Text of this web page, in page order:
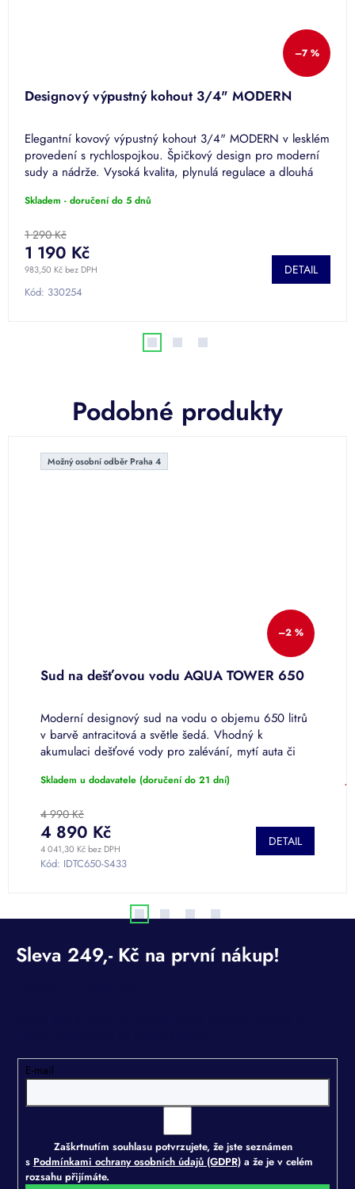
–7 %
Designový výpustný kohout 3/4" MODERN
Elegantní kovový výpustný kohout 3/4" MODERN v lesklém
provedení s rychlospojkou. Špičkový design pro moderní
sudy a nádrže. Vysoká kvalita, plynulá regulace a dlouhá
Skladem - doručení do 5 dnů
1 290 Kč
983,50 Kč bez DPH
1 190 Kč
DETAIL
Kód: 330254
Podobné produkty
Možný osobní odběr Praha 4
–2 %
Sud na dešťovou vodu AQUA TOWER 650
Moderní designový sud na vodu o objemu 650 litrů
v barvě antracitová a světle šedá. Vhodný k
akumulaci dešťové vody pro zalévání, mytí auta či
Skladem u dodavatele (doručení do 21 dní)
4 990 Kč
4 041,30 Kč bez DPH
4 890 Kč DETAIL
Kód: IDTC650-S433
E-mail
Zaškrtnutím souhlasu potvrzujete, že jste seznámen
s Podmínkami ochrany osobních údajů (GDPR)a že je v celém
rozsahu přijímáte.